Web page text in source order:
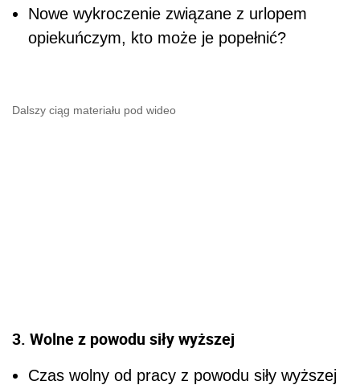
Nowe wykroczenie związane z urlopem
opiekuńczym, kto może je popełnić?
Dalszy ciąg materiału pod wideo
3. Wolne z powodu siły wyższej
Czas wolny od pracy z powodu siły wyższej